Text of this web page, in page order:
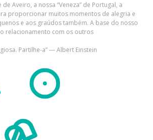
Aveiro, a nossa “Veneza” de Portugal, a
proporcionar muitos momentos de alegria e
e aos graúdos também. A base do nosso
relacionamento com os outros
Partilhe-a” ― Albert Einstein